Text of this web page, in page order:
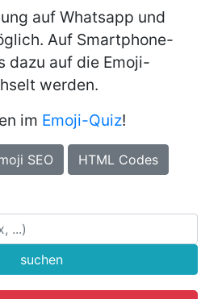
auf Whatsapp und
Auf Smartphone-
dazu auf die Emoji-
werden.
im Emoji-Quiz!
SEO HTML Codes
suchen